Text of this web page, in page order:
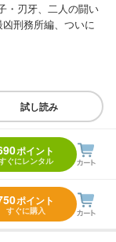
・刃牙、二人の闘い
刑務所編、ついに
試し読み
ポイント
ぐにレンタル
ポイント
すぐに購入